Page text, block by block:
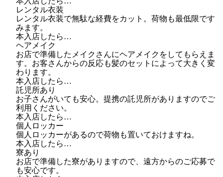
レンタル衣装
レンタル衣装で無駄な経費をカット。荷物も最低限です
みます。
本入店したら…
ヘアメイク
お店で準備したメイクさんにヘアメイクをしてもらえま
す。お客さんからの反応も髪のセットによって大きく変
わります。
本入店したら…
託児所あり
お子さんがいても安心。提携の託児所がありますのでご
利用ください。
本入店したら…
個人ロッカー
個人ロッカーがあるので荷物も置いておけますね。
本入店したら…
寮あり
お店で準備した寮がありますので、遠方からのご応募で
も安心です。